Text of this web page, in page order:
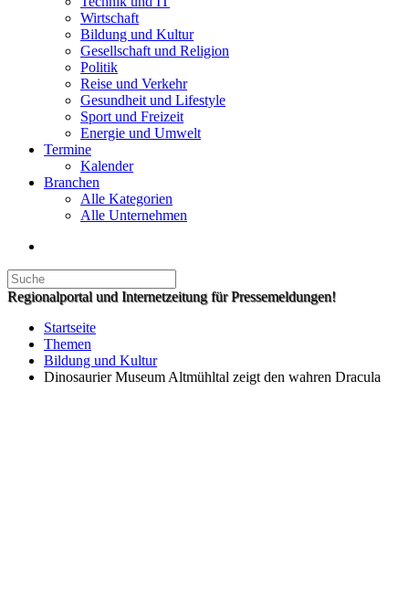
Wirtschaft
Bildung und Kultur
Gesellschaft und Religion
Politik
Reise und Verkehr
Gesundheit und Lifestyle
Sport und Freizeit
Energie und Umwelt
Termine
Kalender
Branchen
Alle Kategorien
Alle Unternehmen
Regionalportal und Internetzeitung für Pressemeldungen!
Startseite
Themen
Bildung und Kultur
Dinosaurier Museum Altmühltal zeigt den wahren Dracula